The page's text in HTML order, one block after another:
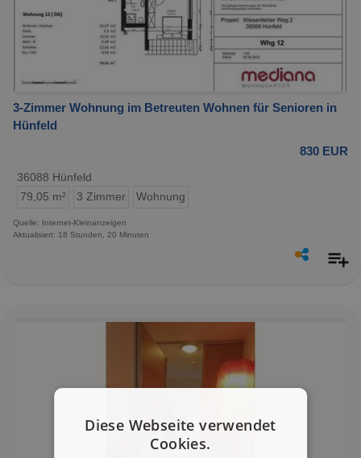
3-Zimmer Wohnung im Betreuten Wohnen für Senioren in
Hünfeld
830 EUR
36088 Hünfeld
79,05 m²
3 Zimmer Wohnung
Quelle: Internet-Kleinanzeigen
Aktualisiert: 18 Stunden, 20 Minuten
Diese Webseite verwendet
Cookies.